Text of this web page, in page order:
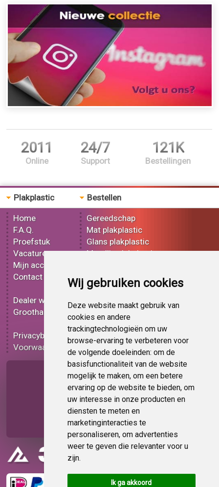
Wij gebruiken cookies
Deze website maakt gebruik van
cookies en andere
trackingtechnologieën om uw
browse-ervaring te verbeteren voor
de volgende doeleinden: om de
basisfunctionaliteit van de website
mogelijk te maken, om een betere
ervaring op de website te bieden, om
uw interesse in onze producten en
diensten te meten en
marketinginteracties te
personaliseren, om advertenties
weer te geven die relevanter voor u
zijn.
Ik ga akkoord
2011
Online
24/7
Support
121K
Bestellingen
Plakplastic
Home
F.A.Q.
Proefstuk
Vacatures
Mijn account
Contact
Dealer worden
Groothandel
Privacybeleid
Voorwaarden
Bestellen
Gereedschap
Mat plakplastic
Glans plakplastic
Metallic plakplastic
Effect plakplastic
Bedrukt plakplastic
Carbon plakplastic
Lampen folie
Functionele folie
Plakplastic korting
Op bestelling
Pagina delen